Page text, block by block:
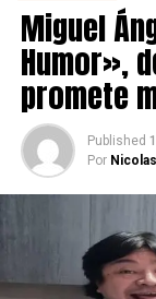
Miguel
Humor»,
promete
Published
Por Nicolas